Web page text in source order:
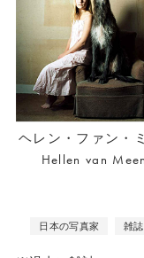
ヘレン・ファン・
Hellen van
日本の写真家 雑